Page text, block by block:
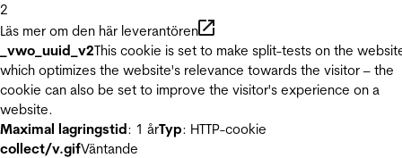
2
Läs mer om den här leverantören
_vwo_uuid_v2This cookie is set to make split-tests on the
which optimizes the website's relevance towards the visitor – the
cookie can also be set to improve the visitor's experience on a
website.
Maximal lagringstid: 1 årTyp: HTTP-cookie
collect/v.gifVäntande